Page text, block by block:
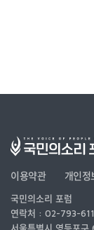
이용약관 개인정
국민의소리 포럼
연락처 : 02-793-